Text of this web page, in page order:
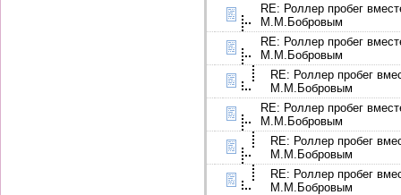
RE: Роллер пробег
М.М.Бобровым
RE: Роллер пробег
М.М.Бобровым
RE: Роллер пробег
М.М.Бобровым
RE: Роллер пробег
М.М.Бобровым
RE: Роллер пробег
М.М.Бобровым
RE: Роллер пробег
М.М.Бобровым